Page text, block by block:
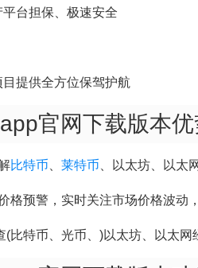
台担保、极速安全
提供全方位保驾护航
官网下载版本
比特币 莱特币 、以太坊、以太网
格预警，实时关注市场价格波动
比特币、光币、)以太坊、以太网